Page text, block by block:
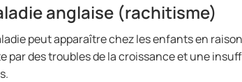
anglaise (rachitisme)
peut apparaître chez les enfants en
par des troubles de la croissance et une